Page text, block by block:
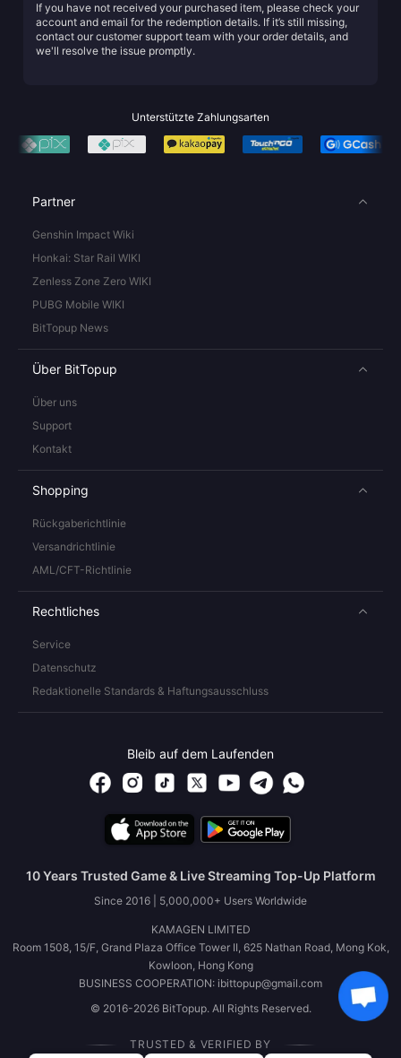
If you have not received your purchased item, please check your
account and email for the redemption details. If it’s still missing,
contact our customer support team with your order details, and
we'll resolve the issue promptly.
Unterstützte Zahlungsarten
Partner
Genshin Impact Wiki
Honkai: Star Rail WIKI
Zenless Zone Zero WIKI
PUBG Mobile WIKI
BitTopup News
Über BitTopup
Über uns
Support
Kontakt
Shopping
Rückgaberichtlinie
Versandrichtlinie
AML/CFT-Richtlinie
Rechtliches
Service
Datenschutz
Redaktionelle Standards & Haftungsausschluss
Bleib auf dem Laufenden
10 Years Trusted Game & Live Streaming Top-Up Platform
Since 2016 | 5,000,000+ Users Worldwide
KAMAGEN LIMITED
Room 1508, 15/F, Grand Plaza Office Tower II, 625 Nathan Road, Mong Kok,
Kowloon, Hong Kong
BUSINESS COOPERATION: ibittopup@gmail.com
© 2016-2026 BitTopup. All Rights Reserved.
TRUSTED & VERIFIED BY